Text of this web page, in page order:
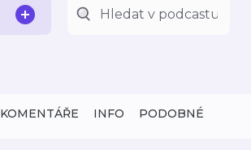
KOMENTÁŘE INFO PODOBNÉ